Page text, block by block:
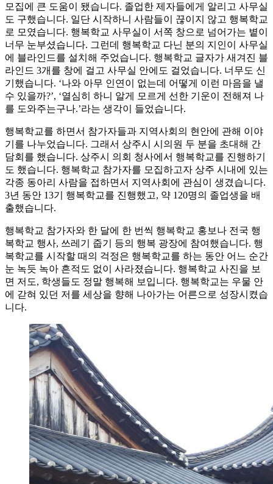
모집에 큰 도움이 됐습니다. 졸업한 제자들에게 알리고 사무실
도 구했습니다. 일단 시작하니 사람들이 끊이지 않고 행복학교
로 모였습니다. 행복학교 사무실이 서쪽 창으로 넘어가는 볕이
너무 눈부셨습니다. 그런데 행복학교 다닌 분의 지인이 사무실
에 블라인드를 설치해 주었습니다. 행복학교 글자가 새겨진 블
라인드 3개를 창에 걸고 사무실 안에도 걸었습니다. 너무도 신
기했습니다. ‘나와 아무 인연이 없는데 어떻게 이런 마음을 낼
수 있을까?’, ‘열심히 하니 알게 모르게 선한 기운이 전해져 나
를 도와주는구나.’라는 생각이 들었습니다.
행복학교를 하면서 참가자들과 지역사회의 현안에 관해 이야
기를 나누었습니다. 그래서 상주시 시의원 두 분을 초대해 간
담회를 했습니다. 상주시 의회 청사에서 행복학교를 진행하기
도 했습니다. 행복학교 참가자를 모집하고자 상주 시내에 있는
각종 동아리 사람을 접하면서 지역사회에 관심이 생겼습니다.
3년 동안 13기 행복학교를 진행했고, 약 120명의 졸업생을 배
출했습니다.
행복학교 참가자와 한 달에 한 번씩 행복학교 홍보나 전국 행
복학교 행사, 쓰레기 줍기 등의 행복 광장에 참여했습니다. 행
복학교를 시작할 때의 걱정은 행복학교를 하는 동안 어느 순간
눈 녹듯 녹아 흔적도 없이 사라졌습니다. 행복학교 사진을 보
면 저도, 학생들도 정말 행복해 보입니다. 행복학교는 우물 안
에 갇혀 있던 저를 세상을 향해 나아가는 어른으로 성장시켰습
니다.